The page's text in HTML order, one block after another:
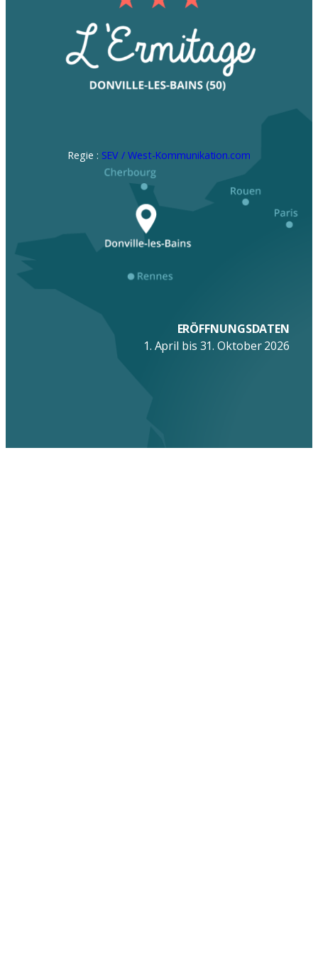
Regie : SEV / West-Kommunikation.com
ERÖFFNUNGSDATEN
1. April bis 31. Oktober 2026